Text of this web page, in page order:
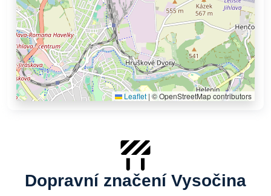
Leaflet |© OpenStreetMap contributors
Dopravní značení Vysočina